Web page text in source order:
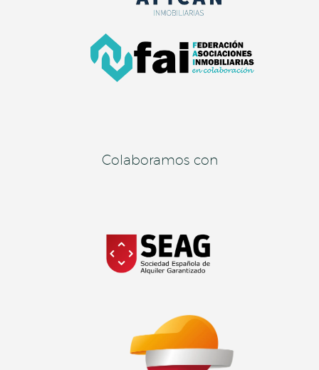
Colaboramos con